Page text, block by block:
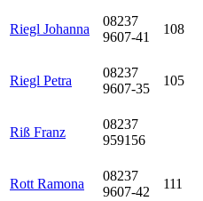
Riegl Johanna
08237
9607-41
108
Riegl Petra
08237
9607-35
105
Riß Franz
08237
959156
Rott Ramona
08237
9607-42
111